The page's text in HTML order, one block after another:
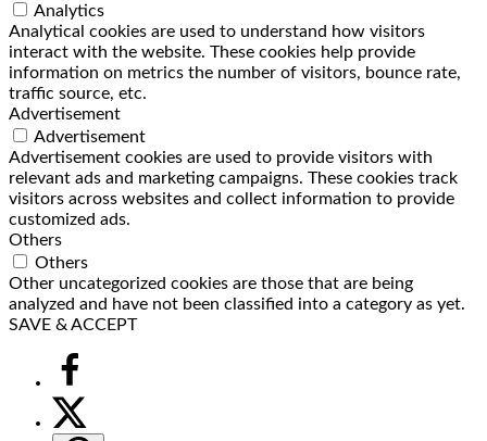
Analytics
Analytical cookies are used to understand how visitors
interact with the website. These cookies help provide
information on metrics the number of visitors, bounce rate,
traffic source, etc.
Advertisement
Advertisement
Advertisement cookies are used to provide visitors with
relevant ads and marketing campaigns. These cookies track
visitors across websites and collect information to provide
customized ads.
Others
Others
Other uncategorized cookies are those that are being
analyzed and have not been classified into a category as yet.
SAVE & ACCEPT